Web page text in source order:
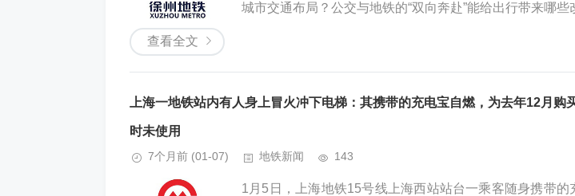
城市交通布局？公交与地铁的“双向奔赴”能给出行带来哪些
查看全文
上海一地铁站内有人身上冒火冲下电梯：其携带的充电宝自燃，为去年12月购
时未使用
7个月前 (01-07) 地铁新闻 143
1月5日，上海地铁15号线上海西站站台一乘客随身携带的